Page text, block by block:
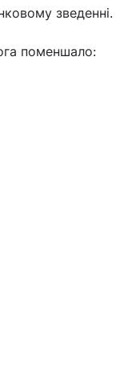
зведенні.
поменшало: